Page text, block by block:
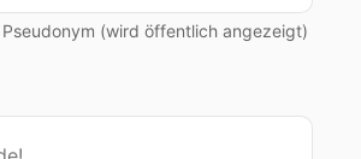
(wird öffentlich angezeigt)